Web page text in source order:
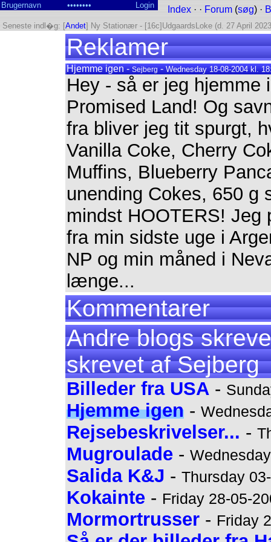
Index · · Forum (søg) ·
Seneste indl�g: [Andet] Ny Stationær - [16c]UdgaardsLoke (d. 27 April
Reklamer
Hjemme igen -Sejberg-Wednesday 18-08-2004 kl.
Hey - så er jeg hjemme
Promised Land! Og
fra bliver jeg tit spurgt,
Vanilla Coke, Cherry
Muffins, Blueberry
unending Cokes, 650 g
mindst HOOTERS! Jeg
fra min sidste uge i
NP og min måned i
længe...
Kommentarer
Andre blogs
skrevet af Sejberg
Billeder fra USA -
Hjemme igen -
Rejsebeskrivelser... -
Mugroulade -
Salida K&J -Thursday
Kokainte - Friday 28-05-
Mormortrusser - Friday